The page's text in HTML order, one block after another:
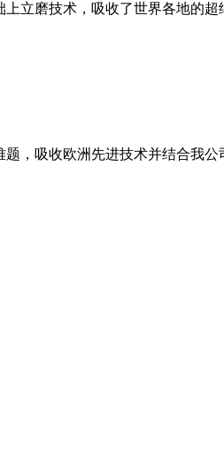
立磨技术，吸收了世界各地的
，吸收欧洲先进技术并结合我